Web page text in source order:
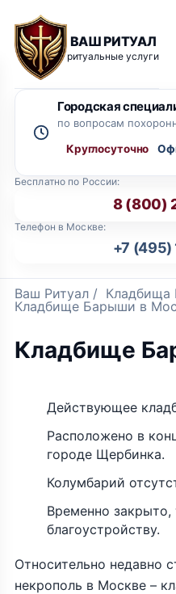
ВАШ РИТУАЛ
ритуальные услуги
Бесплатно по России:
8 (800)
Телефон в Москве:
+7
Городская
по вопросам
Круглосуточно
Ваш Ритуал / Кладбища
Кладбище Барыши в
Кладбище
Действующее
Расположено в
городе Щербинка.
Колумбарий
Временно закрыто,
благоустройству.
Относительно недавно
некрополь в Москве –